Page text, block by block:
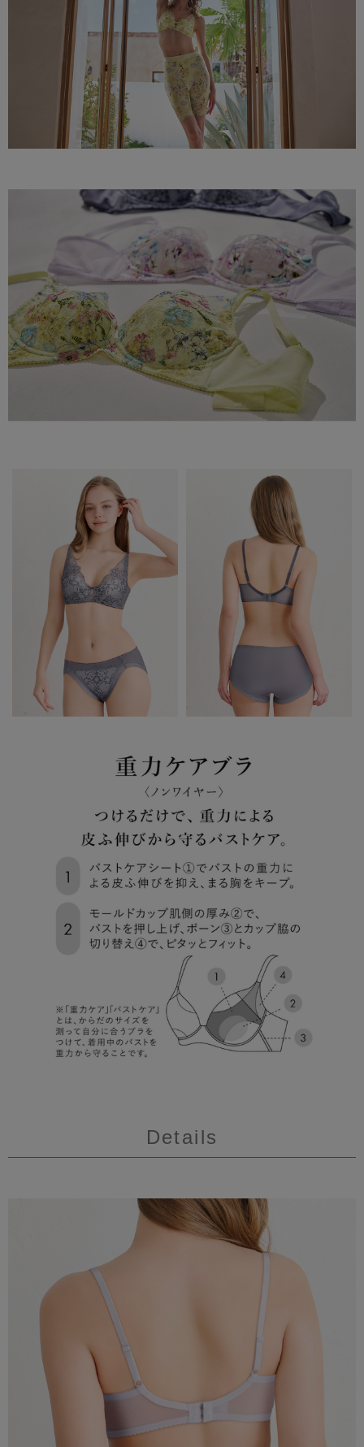
Details